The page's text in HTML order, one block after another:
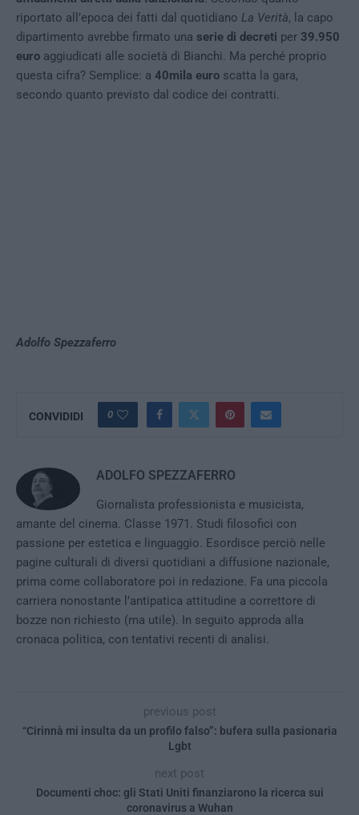
riportato all’epoca dei fatti dal quotidiano La Verità, la capo
dipartimento avrebbe firmato una serie di decreti per 39.950
euro aggiudicati alle società di Bianchi. Ma perché proprio
questa cifra? Semplice: a 40mila euro scatta la gara,
secondo quanto previsto dal codice dei contratti.
Adolfo Spezzaferro
CONVIDIDI 0
ADOLFO SPEZZAFERRO
Giornalista professionista e musicista,
amante del cinema. Classe 1971. Studi filosofici con
passione per estetica e linguaggio. Esordisce perciò nelle
pagine culturali di diversi quotidiani a diffusione nazionale,
prima come collaboratore poi in redazione. Fa una piccola
carriera nonostante l’antipatica attitudine a correttore di
bozze non richiesto (ma utile). In seguito approda alla
cronaca politica, con tentativi recenti di analisi.
previous post
“Cirinnà mi insulta da un profilo falso”: bufera sulla pasionaria
Lgbt
next post
Documenti choc: gli Stati Uniti finanziarono la ricerca sui
coronavirus a Wuhan